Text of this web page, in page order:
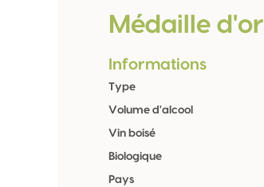
Médaille d'or
Informations
Type
Volume d'alcool
Vin boisé
Biologique
Pays